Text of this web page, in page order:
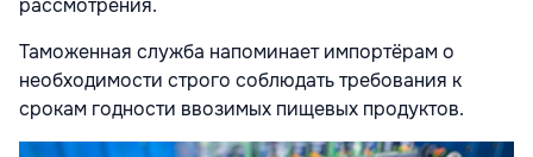
Таможенная служба напоминает импортёрам о
необходимости строго соблюдать требования к
срокам годности ввозимых пищевых продуктов.